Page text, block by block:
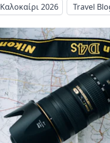
Καλοκαίρι 2026 Travel